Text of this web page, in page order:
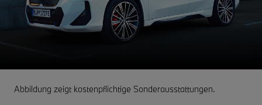
Abbildung zeigt kostenpflichtige Sonderausstattungen.